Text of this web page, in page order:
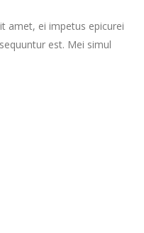
amet, ei impetus epicurei
est. Mei simul